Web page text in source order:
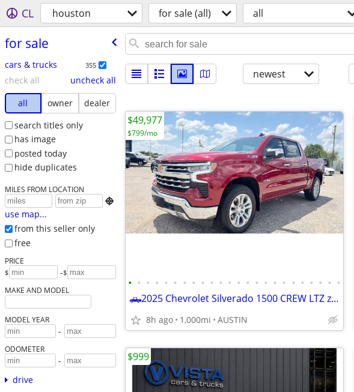
CL houston for sale (all) all
for sale
cars & trucks 355
check all
uncheck all
all
owner
dealer
search titles only
has image
posted today
hide duplicates
MILES FROM LOCATION

use map...
from this seller only
free
PRICE
$ -$
MAKE AND MODEL
MODEL YEAR
-
ODOMETER
-
drive
newest
• • • • • • • • • • • • • • • • • • • • • • • •
🛻2025 Chevrolet Silverado 1500 CREW LTZ z71 only 1,500 miles like NEW
8h ago 1,000mi AUSTIN
$49,977
$799/mo
$999